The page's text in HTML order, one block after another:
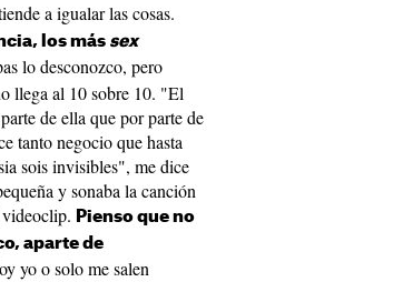
a igualar las cosas.
los más sex
lo desconozco, pero
llega al 10 sobre 10. "El
de ella que por parte de
tanto negocio que hasta
sois invisibles", me dice
y sonaba la canción
Pienso que no
aparte de
yo o solo me salen